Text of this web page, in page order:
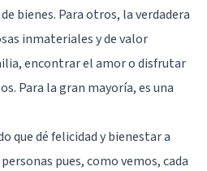
bienes. Para otros, la verdadera
inmateriales y de valor
encontrar el amor o disfrutar
Para la gran mayoría, es una
que dé felicidad y bienestar a
pues, como vemos, cada